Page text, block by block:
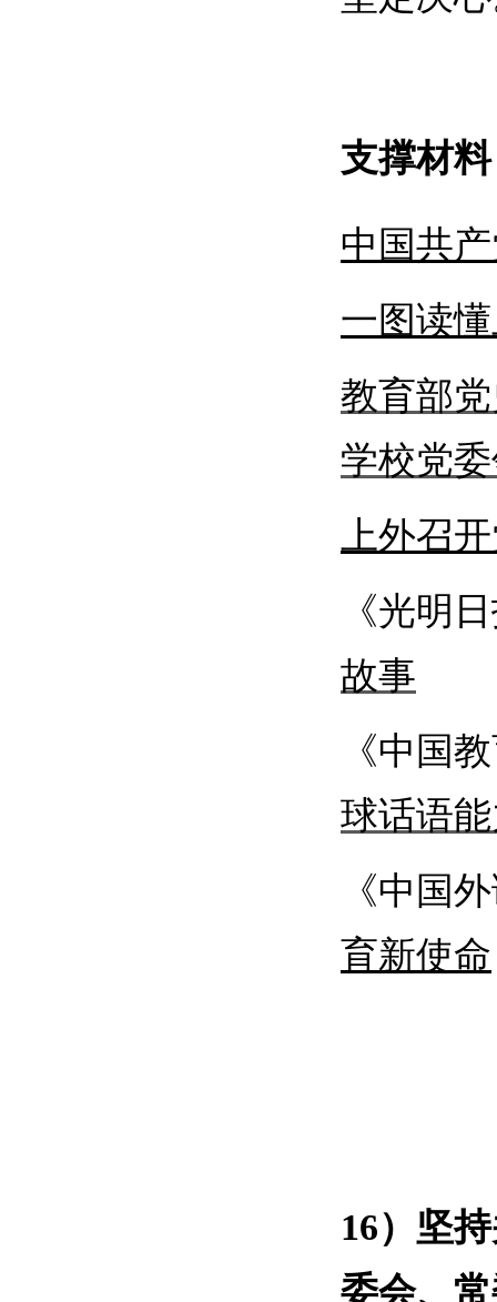
支撑材
中国共
一图读
教育部
学校党
上外召
《光明
故事
《中国
球话语
《中国
育新使命
16） 坚
委会、